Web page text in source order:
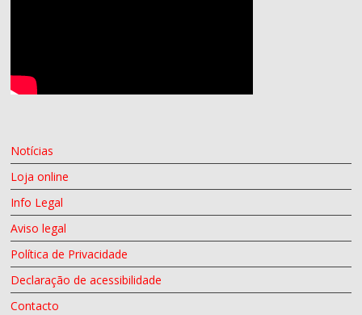
Notícias
Loja online
Info Legal
Aviso legal
Política de Privacidade
Declaração de acessibilidade
Contacto